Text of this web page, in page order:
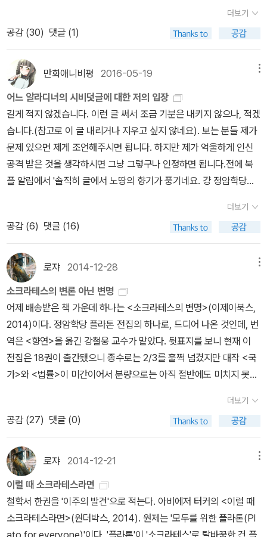
2a)1. 사형판결의 결과에 대해(38c~39b)2. 유죄판결을 내린 이들
에 대해(39c~d)3. 무죄 방면을 위해 투표한 이들에 대해(39e~41
d)4. 모두를 향한 부탁과 작별(41d~42a) <크리톤> 편해제목차I.
대화의 시작(43a~44b)
II. 크리톤이 탈옥을 종용함(44b~46a)1.
친구를 잃고 돈이 아까워 친구를 구해내지 못했다는 많은 사람(다중)
이 나쁜 평판도 듣게 될 일을 걱정하여(44b~45a)2. 다른 나라로
가는 일이 다 잘될 것임을 말함(45b~c)3. 자식들의 양육과 교육 문
제를 생각할 것을 권유함(45c~d)4. 친구를 어떻게든 구해내지 못한
소심함을 탓할 사람들의 평판을 두려워함(45e~46a)III. 소크라테
스의 대답(46b~54e)1. 크리톤의 권유에 대한 소크라테스의 대답
(46b~49a)1) 최선의 것으로 판단되는 원칙의 준수를 말함(46b~
조함(47d~48a)4) 그저 ‘사는 것’이 아니라 ‘훌륭하게 사는 것’이
b)2. 이에 근거하여 판단할 두 가지 준칙(49a~50a)1) 어떤 식으로
든 고의로 올바르지 못한 짓을 해서는 아니 된다949a~e)2) 합의한
것이 올바른 것인 한, 이는 이행해야만 한다(49e~50a)3. 소크라테
스와 의인화된 법률 및 시민 공동체 사이의 대화(50a~54d) 대화자
<파이돈> 편해제목차I. 대화에 들어가기에 앞서(57a~61c)1.
소크라테스와의 담화 내용을 소개하기에 앞선 첫머리 대화957a~5
9c)2. 감옥으로 소크라테스를 찾아간 친구와 제자들이 이런 저런 이
야기를 나눔(59c~61c)
II. 죽음과 관련된 논의(61c~69e)1. 자살
에 대해 논의함(61c~62e)2. 철학자(지혜를 사랑하는 사람)와 죽음
(63a~69e)1) 죽음이 몸에서 혼이 벗어나는 것인 한, 그리고 철학자
기시킴(64a~e)2) 혼 자체만으로 얻게 되는 지혜와 참된 훌륭함
(덕): 혼의 순수화: 사후의 문제와 관련된 낙관적 희망(65a~69e)
I. 혼의 불멸성에 대한 논의(69e~107b)1. 케베스가 혼의 불멸성이
증명되어야 하는 이유를 말함(69e~70c)2. 혼의 불멸성에 대한 소
크라테스의 첫 번째 논변(70c~77d)1) 대립되는 것들은 대립되는
것들에서 생긴다는 원리 또는 윤회설에 입각한 논변(70c~72e)2)
한 권만 더 간행하면 결국 30년 만에 단독으로 플라톤 전집 완역이라
는 위업을 달성할 예정이니 그저 감탄스러울 뿐이다. 독자를 우습게
내놓기는 했는데, 나귀님이 예견했듯이 판형을 바꿔서 역시나 근시안
적 사고방식을 노출하고 말았고...< 김재홍의 아리스토텔레스 번역서
>ㄱ. 맨 앞의 숫자는 베커 번호를 가리킴.ㄴ. 제목의 [ ] 기호는 위작
으로 간주되는 저술을 가리킴.ㄷ. <아테나이인의 정치체제>는 베커
사후 발견되어 번호가 없음.24-70: 분석론 전서 (서광사, 2024)71
-99: 분석론 후서 (서광사, 2024)100-163: 토피카 (까치, 1998;
길, 2008; 서광사, 2021)164-183: 소피스트적 논박에 대하여 (한
길사, 1999; 2007; 아카넷, 2020)639-697: 동물의 부분들에 대
25)805-814: [관상학] (길, 2014; 그린비, 2024)1094-1180:
니코마코스 윤리학 [공역] (이제이북스, 2006; 길, 2011)1181-121
3: 대도덕학 (그린비, 2024)1252-1342: 정치학 (길, 2017; 그린
비, 2023)1343-1353: [가정경제학] (그린비, 2024)( x ): 아테나
이인의 정치체제 (그린비, 2025)< 아리스토텔레스 번역서 (26년 5
월 기준) >ㄱ. 맨 앞의 숫자는 베커 번호를 가리킴.ㄴ. 제목의 [ ] 기호
는 위작으로 간주되는 저술을 가리킴.ㄷ. <아테나이인의 정치체제>
는 베커 사후 발견되어 번호가 없음.1-15: 범주론 a. 김진성, 이제이
북스, 2005; 2009; 그린비, 2023.16-23: 명제에 관하여 a. 김진성,
이제이북스, 2005; 2009; 그린비, 2023.24-70: 분석론 전서 a.
김재홍, 서광사, 2024.71-99: 분석론 후서 a. 김재홍, 서광사, 202
07; 아카넷, 2020.402-435: 영혼에 관하여 a. 유원기, 궁리, 200
1. b. 오지은, 아카넷, 2018.436-485: 자연학 소론집 a. 김진성, 이
제이북스, 2015.639-697: 동물의 부분들에 대하여 a. 김재홍, 그린
비, 2024.715-790: 동물의 발생에 대하여 a. 김재홍, 그린비, 202
5. b. 조대호, 아카넷, 2025.805-814: [관상학] a. 김재홍, 길, 201
4; 그린비, 2024.980-1093: 형이상학 a. 김진성, 이제이북스, 200
7; 서광사, 2022. b. 조대호, 나남출판, 2015; 길, 2017.1094-118
들이 원하는 결과가 나오지 않으면 법원이고 법관이고 간에 가만 두
지 않겠다고 위협하는 실정인데, <크리톤>에서 소크라테스는 이렇게
말했다. '나라에서 일단 내려진 판결들이 아무런 힘도 쓰지 못하고 개
인들에 의해 무효화되고 손상되었는데도, 그런 나라가 전복되지 않고
서 여전히 존속할 수 있을 것 같은가?'(50b) 어쩌면 이 대목에서 소
크라테스는 민주주의에 내재한 위험을 지적한 것인지도 모른다. 그
당시 아테네의 직접 민주주의는 마치 현재 극우 세력의 난동과도 유
사하게 대중 선동의 성향이 강했기 때문이다. 어빙 스톤 같은 사람은
소크라테스를 반민주주의자라 비판했지만, 저 철학자를 죽인 당시의
정치 상황 자체도 그리 민주적이지는 않았음을 기억할 필요가 있다.
모함으로 재판을 받은 소크라테스는 비교적 경미한 처벌로 끝날 법한
상황에서 직접 변론하며 '어그로'를 끌어 결국 사형 판결을 받았다. 그
동기를 놓고 해석이 분분한데, 혹시 민주주의의 타락 가능성을 목숨
하는 권력자와 지지자의 모습을 보면, 새삼 그가 무엇을 걱정했는지
알 것도 같다.
다면 거뜬히 1,000페이지에 육박할 테니까.역시나 아카넷에서 간행
비판>에 이르자 뒤늦게야 실책을 깨달았는지 신국판으로 돌아와서
이후 칸트 전집을 신국판으로 내고 있는데, 플라톤 전집에서도 <국가
>와 <법률>이 그 선례를 따른다면, 결국 시리즈의 통일성을 스스로
저버리는 꼴이 되어 버릴 터이니 어떻게 될지 궁금하다.여하간 정암
학당이 출판사를 옮기고 뭐하는 와중에 '국내 최초 원전 번역 플라톤
전집' 완간의 영예는 엉뚱하게도 후발 주자인 천병희가 가져가고 말
았으니, 한편으로는 아이러니하고 또 한편으로는 쌤통이라는 느낌도
없지 않다. 심지어 철학 전공자도 아니라며 무시당하던 천병희에게
뒤처졌으니 전공자 모임인 정암학당으로선 참 민망하지 않겠나.우스
자를 농락한 바 있다는 점이다. 즉 원래는 전집을 의도하지 않고 두세
편씩 쪼개서 조금씩 간행하다가, 뒤늦게 전집으로 명명하고 합본을
만들고 표지를 교체하여 나머지 두 권을 내서 완간했기 때문에, 처음
부터 구입한 독자는 통일된 디자인의 전집을 결코 가질 수 없는 것이
다.이쯤 되면 정암학당/이제이북스나 천병희/숲 모두 플라톤 전집이
라는 거창한 시도를 하면서도 장기적인 계획이나 전략 부족/부재로
독자를 농락했다는 점에서 비판의 여지가 있어 보인다. 짧게는 십수
년, 길게는 이십 년 넘게 지속된 사업이 판형이나 표지 같은 기초적인
부분에서부터 일관성 없이 뒤바뀌면 과연 어떤 독자가 순순히 받아들
이겠나.개인적으로는 '국내 최초 원전 번역 플라톤 전집' 완간의 영예
가 박종현에게 돌아갔어야 마땅하다고 생각한다. 서광사의 <국가>가
저서를 여러 전공자들이 나누어 번역하기로 했다가, 세월이 흐르며
공역자 한 명을 제외하고는 다 떨어져 나가서 사실상 박종현의 단독
번역이 되었다.박종현도 처음부터 단독 완간을 목표로 매진했다면 충
분히, 어쩌면 더 일찍 달성할 수 있었겠지만, 번역 후기 중 하나에서
동참을 약속한 동료 학자들을 믿는다며 당분간 본인의 저술에만 집중
하겠다고 밝힌 바 있다. 하지만 결국에는 이런 신의가 보답을 얻지 못
한 형국이어서, 박종현의 플라톤 전집은 맨 먼저 시작했지만 아직 진
행 중인 상황이다.물론 학술서 번역 출판은 올림픽도 월드컵도 아니
칭과 자신이 즐겨 쓰던 논박술로 아테나이인들을 질타하고 기꺼이 사
형을 받아들였다. 강유원 선생이 꼽는 이유는 소크라테스가 아테나이
를 움직이는 장치, 기구, 제도들 즉 법을 존중했기 때문이다. 소크라
테스는 아테나이의 법이 아니라 이 법들의 이면에서 법들을 작동케
하는 관습에 문제를 제기했다. 법이 올바르게 작동하려며 훌륭한 관
습이 필요하기 때문이다. 소피스트들의 현란한 수사학은 시민들을 설
득하고 선동하는데 능란했지만 진실은 도외시 했다. 그들은 거짓말
을 하고도 부끄러워하지 않았다. 소크라테스는 소피스트와 자신의
차이점을 선명하게 대비시켜 아테나이인들을 일깨우려 하였다. 소크
라테스가 법정에 선 까닭은 자신의 유무죄에 대한 법리를 다투기 위
해서가 아니었다. 그는 이 재판정을 도덕의 영역으로 끌어 올리려 했
다. 그가 하려 했던 말은 '부끄러운 줄 알라!' 속되게 말하면 '쪽팔린
피스트이다. 소피스트들은 연설문을 써주고 이를 설득력 있게 말하
는 기술을 가르치고 돈을 벌었다. 데마고그에 휩쓸리는 아테나이의
민주정에서 가장 필요한 기술이기 때문이다. 말빨에서 누구에게도
밀리지 않는, 그리고 그 자신 소피스트라 분류되던 소크라테스가 설
득력 있게 말하지 못한다는 것을 믿을 수는 없다. 하지만 소크라테스
는 소피스트를 '설득력'과 '거짓말' 에 능한 사람들로 규정하고 자신
은 '생소함'과 '진실함'으로 이에 맞서겠다는 대립 구도를 만든다. 이
로써 소크라테스는 거짓과 진실이라는 도덕적 가치야말로 아테나이
민주정을 이끄는 기준이 되어야 함을 제시한다. 설득과 선동은 덕, 즉
다. '말투가 어떤 방식인지는 문제 삼지 말고 (혹시 더 형편없을 수도
있고 더 괜찮을 수도 있을 테니까요) 그저 내가 정의로운 말을 하는지
그렇지 않은지만 살펴보고 그것에만 주의를 기울여 달라고 말입니다.
바로 이것이 재판관의 덕이고, 연설가의 덕은 진실을 말하는 것이기
때문입니다.' (1권 18a)* <변론>은 1권 17a부터 42a까지고, 7강
은 1권 17a~18a에 해당한다. 8강. 고발인들이 말한 것들 소크라테
스의 변론은 색다르게 시작된다. 자신에 대한 고발이 두 가지가 있다
는 것이다. 하나는 오래된 고발이고, 또 하나는 이 법정에 제출된 고발
이다. 소크라테스는 먼저 오래된 고발에 대해 항변한다. 더 많은 내
7년간 지속된 펠로폰네소스 전쟁의 분수령이었다. 아테나이의 제해
권을 바탕으로 해상제국을 건설하여 부와 영광을 누리겠다는 집단들
는 전쟁에서 이익을 추구하는 이 집단들이 시민들을 선동하여 민주정
을 훼손하고 파괴한다고 진단했다. 소크라테스는 법을 벗어난 인민
재판식 정책 결정을 단호히 거부했다. 펠로폰네소스 전쟁이 아테나이
의 패배로 끝난 후 스파르테에 의해 수립된 30인 참주정과 뒤이은 민
주정의 회복 등은 탄압과 보복을 되풀이하며 아테나이를 소용돌이 속
으로 몰아갔다. 소크라테스가 정면으로 대면한 시대의 문제는 바로
이 혼란이었고, 그 원인으로 지목한 것은 선동 정치로 얼룩져 버린 민
주정이었다. 5강. 소크라테스의 여러 모습들 소크라테스도 소피스트
다. 하지만 차이점은 뚜렷했다. 소피스트들이 어떻게 하면 나의 말로
남들을 잘 설득해서 이득을 취할까를 탐구했다면, 소크라테스는 어떻
게 하면 인간이 올바르게 살 수 있을까를 탐구했다. 소크라테스는 소
피스트를 민주정의 적으로 간주했다. 하지만 이 소피스트들이 소크라
테스를 민주정의 적으로 몰아 처형하려 했고 소크라테스는 기꺼이 처
형을 선택함으로써 소피스트들의 외형적 목적을 달성시켜 주었지만
바로 그것으로써 민주정의 적이 소피스트임을 입증했다. 민주정은 양
날의 칼이다. 민주정을 최고의 정체로 만들어 주는 이 원칙들이 민주
정을 파괴하는 수단이 될 수도 있기 때문이다. 민주정의 꽃인 isegor
ia, 즉 자유롭게 말할 권리는 누구나 선동을 쉽게 할 수 있는 능력으로
변질 될 수 있다. 이 능력으로 이익을 꾀하는 demagogue는 민주정
에서만 존재할 수 있다. 소크라테스 시대의 데마고그는 소피스트였
데, 청중에게 재앙을 안겨 줄 수 있을 만큼 설득력이 있었어요.' 비극
작가 에우리피데스의 <오레스테스>에는 소피스트를 이렇게 묘사하
고 있다. 시민들이 소피스트의 혀에 쉽게 넘어가는 이유는 그들 자신
이 부와 명성 따위의 쾌락을 추구하기 때문이다. 민주정체의 시민은
선동가와 선동 정치에 대한 경계를 시민의 의무로 명심할 때만 대중
독재에 휩쓸리지 않고 민주정을 유지할 수 있다. 5강의 제목이 설명
하고자 하는 소크라테스의 여러 모습들은 대강 위의 표와 같은 것들
음의 기준이 약간씩 다릅니다. 또한, 2는 재출간되면서 추가적인 분
책이 생기는 것으로 보입니다.그냥 '전집'으로 해서 탁, 내주면 고민할
필요도 없고 좋을텐데,지속적으로 점진적으로 작업들이 이루어지는
관계로, 스스로의 구매와 독서를 위해 정리해 보았습니다. Early: Ap
ology (of Socrates), O O OCharmides, X O XCrito, O O OEu
thyphro, O X X Gorgias, X O O (Lesser) Hippias (minor), X X
X (Greater) Hippias (major), Ion, X O XLaches, O O O Lysis,
O O OProtagoras O O O ([에우티프론]은 유일) ([카르미데스],
[이온]은 유일) Middle/Transitional: Cratylus, X O O Euthyde
mus, X X OMeno, O O OParmenides, X O XPhaedo, O O OP
haedrus, O O O Republic, O O XSymposium, O O O (2는 처
음에 [소크라테스의 변명] 등과 함께 묶였던 [향연]을 따로 분책해서
펴냄)([파르메니데스] 유일) ([에우튀데모스], [알키비아데스] 유일)
어 펴냈다가 [테아이테토스]만 따로 펴냄) Late: Critias, X O OSo
phist, O O OPoliticus, O O XTimaeus, O O XPhilebus, O O O
Laws O O X ([편지들], [메넥세노스] 유일)영어권에서는 볼링겐 재
단에서 나온 고색창연한 1961년판 선집이나,하켓에서 나온 1997년
판 전집이 있습니다. 그밖에 옥스포드나 하바드에서 나온 헬라스-영
어 대역본이나, 독일의 슐라이어마허 판 등등이 있지만 ... 생략.The
Greek text of Plato's dialogues composing the nine Thrasy
llian tetralogies (see above), plus that of several of the spu
emodocus, Sisyphus, Eryxias and Axiochus), is published in
critical edition in the five volumes of Platonis Opera in th
e Oxford Classical Texts (OCT) collection, at Oxford Unive
rsity Press:Vol. I : Euthyphro, Apologia Socratis, Crito, Pha
edo, Cratylus, Theaetetus, Sophista, PoliticusVol. II : Parm
enides, Philebus, Symposium, Phaedrus, Alcibiades I, II, Hip
parchus, AmatoresVol. III : Theages, Charmides, Laches, Ly
sis, Euthydemus, Protagoras, Gorgias, Meno, Hippias majo
더보기
공감 (30) 댓글 (1)
만화애니비평 2016-05-19
어느 알라디너의 시비덧글에 대한 저의 입장
길게 적지 않겠습니다. 이런 글 써서 조금 기분은 내키지 않으나, 적겠
습니다.(참고로 이 글 내리거나 지우고 싶지 않네요). 보는 분들 제가
문제 있으면 제게 조언해주시면 됩니다. 하지만 제가 억울하게 인신
공격 받은 것을 생각하시면 그냥 그렇구나 인정하면 됩니다.전에 북
플 알림에서 '솔직히 글에서 노땅의 향기가 풍기네요. 걍 정암학당의
끝까지 찾지 못했습니다)'http://blog.aladin.co.kr/775792147/
7596040이 글이 제가 서평으로 작성한 플라톤의 <에우티프론, 소
크라테스 변론, 크리톤, 파이돈>입니다. 읽으면 아시겠지만, 저는 결
코 소크라테스에 대하여 플라톤 전집에 대한 문헌 그 자체를 논하는
게 아니라 소크라테스의 행동을 기록한 플라톤의 기록을 보면서 후대
그것을 번역한 분의 역자서문과 해석, 그리고 그 분이 독재시설에 아
무 것도 하지 않음에 대해 중의주의 내지 혹은 민주주의 자질을 과연
따질 수 있는지를 논했습니다. 그리고 현대사회와 소크라테스의 죽음
에 대한 제 개인적인 논평이라 볼 수 있습니다. 그런데 '알옥'이란 분
이 덧글을 적어주더군요. 타인의 서평에 적는데 우선 '노땅'이라고 표
현한 점이 참으로 불쾌하고요. 번역본에서 왜 '영어'를 말하는지 모르
겠습니다. 제가 제 돈을 주어 도서구매 후 읽거나 혹은 도서관의 서적
을 대여하여 보든 그건 제 마음입니다. 제가 그렇게 보는 이유는 플라
번역되는 분들의 서적을 읽는 것이 가장 효율적이지 않습니까?그런
대 왠 영어? 성균관대학교 박종현 교수가 플라톤 번역 및 연구가로
유명한데, 제가 그 사람의 언행불일치가 마음에 들지 않아도 그의 번
역 자체를 마음에 들지 않을 이유는 없습니다. 그래서 이미 교체되었
지만 교체 이전의 덧글에 대한 답글로 적는 이렇게 답변했습니다.'걱
정마세요. 존 롤즈 번역자인 황경식 교수님은 더 깝니다. 정암학당 향
더보기
공감 (6) 댓글 (16)
로쟈 2014-12-28
소크라테스의 변론 아닌 변명
어제 배송받은 책 가운데 하나는 <소크라테스의 변명>(이제이북스,
2014)이다. 정암학당 플라톤 전집의 하나로, 드디어 나온 것인데, 번
역은 <향연>을 옮긴 강철웅 교수가 맡았다. 뒷표지를 보니 현재 이
전집은 18권이 출간됐으니 종수로는 2/3를 훌쩍 넘겼지만 대작 <국
가>와 <법률>이 미간이어서 분량으로는 아직 절반에도 미치지 못한
는 세번째 번역판이 될 텐데 사뭇 기대가 된다(공역으로 나온다고 들
었는데, 상당히 뜸을 들이고 있다). 눈에 띄는 것은 <변명>이란 제
목이다. 일반 독자들에겐 더 친숙한 제목이지만 박종현 교수나 천병
희 교수의 원전 번역판에서 <변론>이라고 옮기면서 대략 <변론>으
로 굳어져 가는 모양새였다. 그런데 정암학당 전집판에서 다시 <변명
>이라고 옮김으로써 '도루묵'이 돼 버렸다. 상당수 고전학 전공자들이
포진해 있는 정암학당 쪽에서 <변명>의 손을 들어준 셈이기 때문이
다. 그 이유에 대한 간략한 해명은 이렇다.소크라테스는 단순히 고발
더보기
공감 (27) 댓글 (0)
로쟈 2014-12-21
이럴 때 소크라테스라면
철학서 한권을 '이주의 발견'으로 적는다. 아비에저 터커의 <이럴 때
소크라테스라면>(원더박스, 2014). 원제는 '모두를 위한 플라톤(Pl
ato for everyone)'이다. '플라톤'이 '소크라테스'로 탈바꿈한 건 플